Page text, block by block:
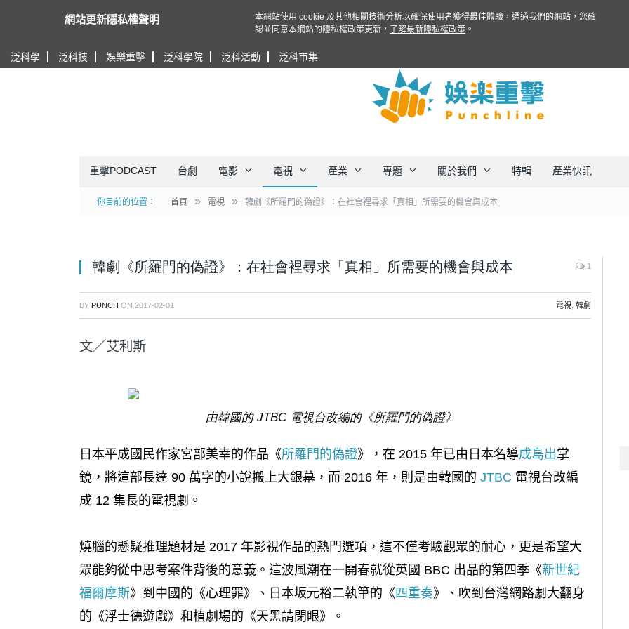
泛科學 泛科技 娛樂重擊 泛科學院 泛科活動 泛科市集
重擊PODCAST 台劇 電影 電視 產業 專題 關於我們 特輯 產業快訊
你目前的位置： 首頁 » 電視 » 韓劇《所羅門的偽證》：在社會裡尋求「真相」所需要的機會與成本
韓劇《所羅門的偽證》：在社會裡尋求「真相」所需要的機會與成本 1
BY PUNCH ON 2017-02-01 電視 韓劇
文／艾利斯
由韓國的 JTBC 電視台改編的《所羅門的偽證》
日本平成國民作家宮部美幸的作品《所羅門的偽證》，在 2015 年已由日本名導成島出掌
鏡，將這部長達 90 萬字的小說搬上大銀幕，而 2016 年，則是由韓國的 JTBC 電視台改編
成 12 集長的電視劇。
燒腦的懸疑推理題材是 2017 年影視作品的熱門選項，這不僅考驗觀眾的耐心，更是希望大
眾能夠從中思考案件背後的意義。這波風潮在一開春就從英國 BBC 出品的第四季《新世紀
福爾摩斯》到中國的《心理罪》、日本坂元裕二執筆的《 四重奏》、吹到台灣網路劇大翻身
的《浮士德遊戲》和植劇場的《天黑請閉眼》。
網站更新隱私權聲明
本網站使用 cookie 及其他相關技術分析以確保使用者獲得最佳體驗，通過我們的網站，您確
認並同意本網站的隱私權政策更新，
了解最新隱私權政策 。